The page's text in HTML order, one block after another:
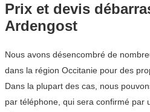
Prix et devis
Ardengost
Nous avons désencombré de
dans la région Occitanie pour des
Dans la plupart des cas, nous
par téléphone, qui sera confirmé par